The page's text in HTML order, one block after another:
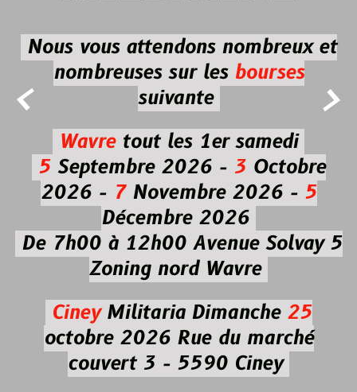
 
Nous vous attendons nombreux et
nombreuses sur les bourses
suivante
Wavretout les 1er samedi
5Septembre 2026 - 3Octobre
2026 -7Novembre 2026 - 5
Décembre 2026
De 7h00 à 12h00 Avenue Solvay 5
Zoning nord Wavre
CineyMilitaria Dimanche 25
octobre 2026Rue du marché
couvert 3 - 5590 Ciney